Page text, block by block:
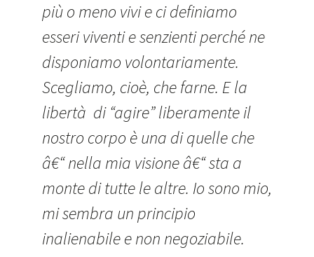
più o meno vivi e ci definiamo
esseri viventi e senzienti perché ne
disponiamo volontariamente.
Scegliamo, cioè, che farne. E la
libertà di “agire” liberamente il
nostro corpo è una di quelle che
â€“ nella mia visione â€“ sta a
monte di tutte le altre. Io sono mio,
mi sembra un principio
inalienabile e non negoziabile.